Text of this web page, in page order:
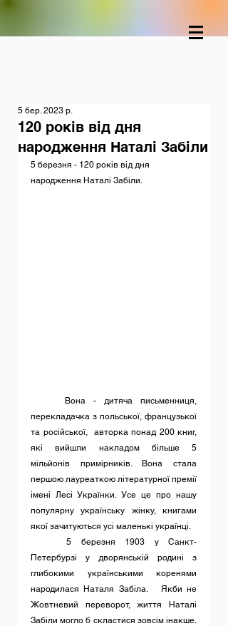
120 років від дня
народження Наталі Забіли
5 бер. 2023 р.
5 березня - 120 років від дня
народження Наталі Забіли.
перекладачка з польської, французької
та російської,  авторка понад 200 книг,
які вийшли накладом більше 5
мільйонів примірників. Вона стала
першою лауреаткою літературної премії
імені Лесі Українки. Усе це про нашу
популярну українську жінку, книгами
якої зачитуються усі маленькі українці.
	5 березня 1903 у Санкт-
Петербурзі у дворянській родині з
глибокими українськими коренями
народилася Наталя Забіла.   Якби не
Жовтневий переворот, життя Наталі
Забіли могло б скластися зовсім інакше.